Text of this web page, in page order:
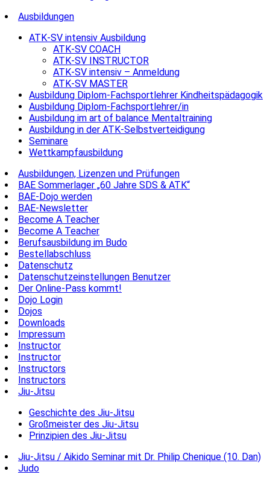
Ausbildungen
ATK-SV intensiv Ausbildung
ATK-SV COACH
ATK-SV INSTRUCTOR
ATK-SV intensiv – Anmeldung
ATK-SV MASTER
Ausbildung Diplom-Fachsportlehrer Kindheitspädagogik
Ausbildung Diplom-Fachsportlehrer/in
Ausbildung im art of balance Mentaltraining
Ausbildung in der ATK-Selbstverteidigung
Seminare
Wettkampfausbildung
Ausbildungen, Lizenzen und Prüfungen
BAE Sommerlager „60 Jahre SDS & ATK“
BAE-Dojo werden
BAE-Newsletter
Become A Teacher
Become A Teacher
Berufsausbildung im Budo
Bestellabschluss
Datenschutz
Datenschutzeinstellungen Benutzer
Der Online-Pass kommt!
Dojo Login
Dojos
Downloads
Impressum
Instructor
Instructor
Instructors
Instructors
Jiu-Jitsu
Geschichte des Jiu-Jitsu
Großmeister des Jiu-Jitsu
Prinzipien des Jiu-Jitsu
Jiu-Jitsu / Aikido Seminar mit Dr. Philip Chenique (10. Dan)
Judo